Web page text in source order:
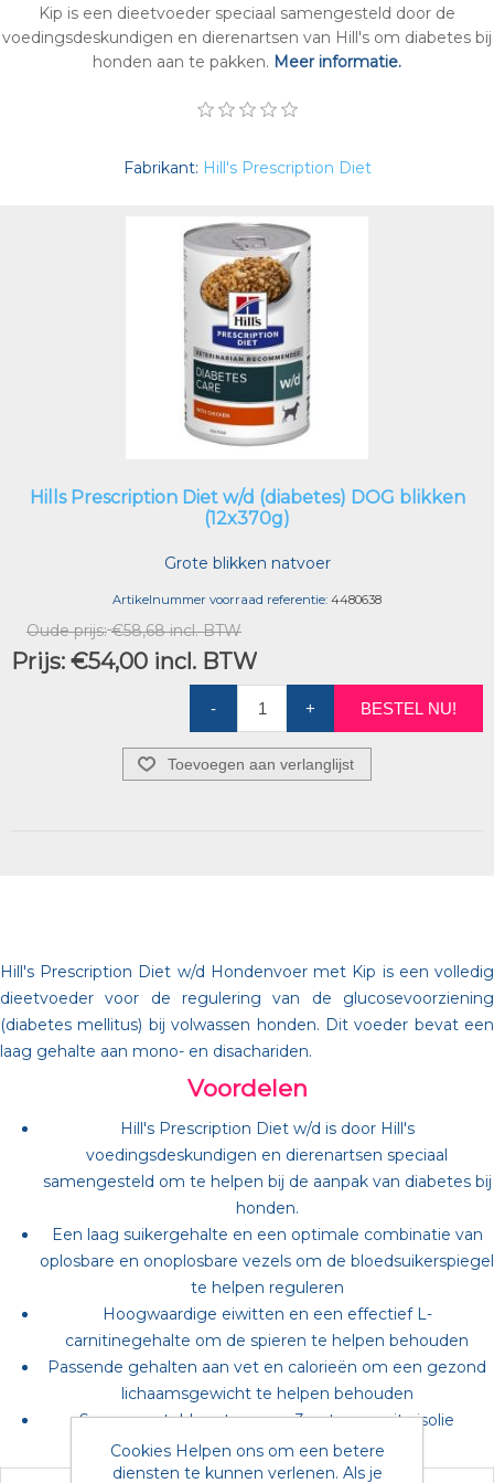
Kip is een dieetvoeder speciaal samengesteld door de
voedingsdeskundigen en dierenartsen van Hill's om diabetes bij
honden aan te pakken. Meer informatie.
Fabrikant: Hill's Prescription Diet
Hills Prescription Diet w/d (diabetes) DOG blikken
(12x370g)
Grote blikken natvoer
Artikelnummer voorraad referentie: 4480638
Oude prijs: €58,68 incl. BTW
Prijs: €54,00 incl. BTW
- + BESTEL NU!
Toevoegen aan verlanglijst
Hill's Prescription Diet w/d Hondenvoer met Kip is een volledig
dieetvoeder voor de regulering van de glucosevoorziening
(diabetes mellitus) bij volwassen honden. Dit voeder bevat een
laag gehalte aan mono- en disachariden.
Voordelen
Hill's Prescription Diet w/d is door Hill's
voedingsdeskundigen en dierenartsen speciaal
samengesteld om te helpen bij de aanpak van diabetes bij
honden.
Een laag suikergehalte en een optimale combinatie van
oplosbare en onoplosbare vezels om de bloedsuikerspiegel
te helpen reguleren
Hoogwaardige eiwitten en een effectief L-
carnitinegehalte om de spieren te helpen behouden
Passende gehalten aan vet en calorieën om een gezond
lichaamsgewicht te helpen behouden
Samengesteld met omega 3-vetzuren uit visolie
Product specificaties
Cookies Helpen ons om een betere
diensten te kunnen verlenen. Als je